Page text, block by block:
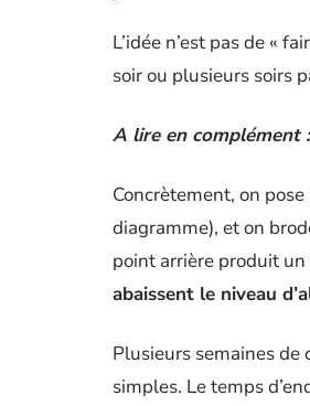
L’idée n’est pas de «
soir ou plusieurs soirs
A lire en complément :
Concrètement, on
diagramme), et on
point arrière produit
abaissent le niveau
Plusieurs semaines
simples. Le temps